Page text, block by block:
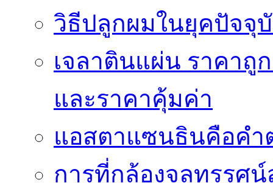
วิธีปลูกผมในยุคปัจจุ
เจลาตินแผ่น ราคาถู
และราคาคุ้มค่า
แอสตาแซนธินคือค
การที่กล้องจุลทรรศ